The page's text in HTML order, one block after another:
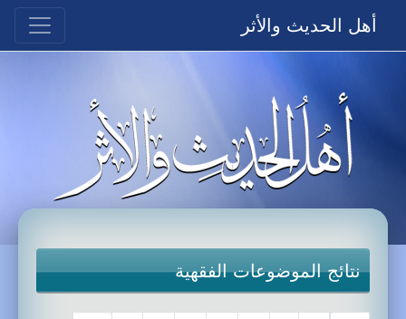
أهل الحديث والأثر
نتائج الموضوعات الفقهية